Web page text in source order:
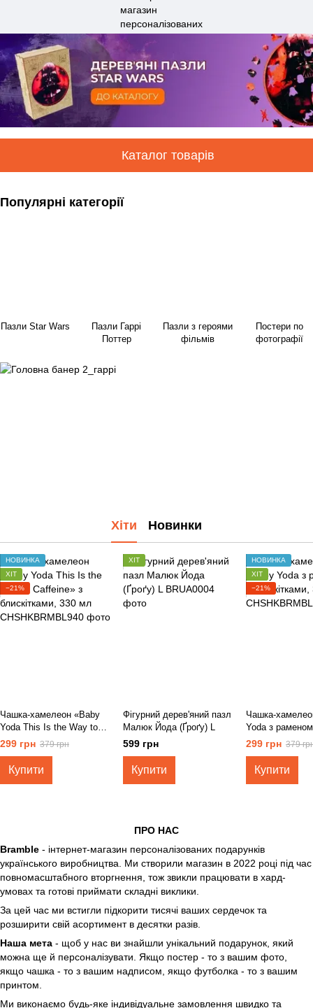
Каталог товарів
Популярні категорії
Пазли Star Wars
Пазли Гаррі
Поттер
Пазли з героями
фільмів
Постери по
фотографії
Хіти Новинки
НОВИНКА
ХІТ
−21%
Чашка-хамелеон «Baby
Yoda This Is the Way to
Caffeine» з блискітками,
330 мл
299 грн 379 грн
Купити
ХІТ
Фігурний дерев'яний пазл
Малюк Йода (Ґроґу) L
599 грн
Купити
НОВИНКА
ХІТ
−21%
Чашка-
Yoda з
блискітками,
299 грн 379
Купити
ПРО НАС
Bramble - інтернет-магазин персоналізованих подарунків
українського виробництва. Ми створили магазин в 2022 році під час
повномасштабного вторгнення, тож звикли працювати в хард-
умовах та готові приймати складні виклики.
За цей час ми встигли підкорити тисячі ваших сердечок та
розширити свій асортимент в десятки разів.
Наша мета - щоб у нас ви знайшли унікальний подарунок, який
можна ще й персоналізувати. Якщо постер - то з вашим фото,
якщо чашка - то з вашим надписом, якщо футболка - то з вашим
принтом.
Ми виконаємо будь-яке індивідуальне замовлення швидко та